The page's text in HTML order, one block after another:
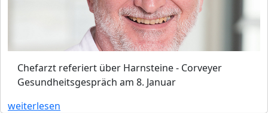
Chefarzt referiert über Harnsteine - Corveyer
Gesundheitsgespräch am 8. Januar
weiterlesen